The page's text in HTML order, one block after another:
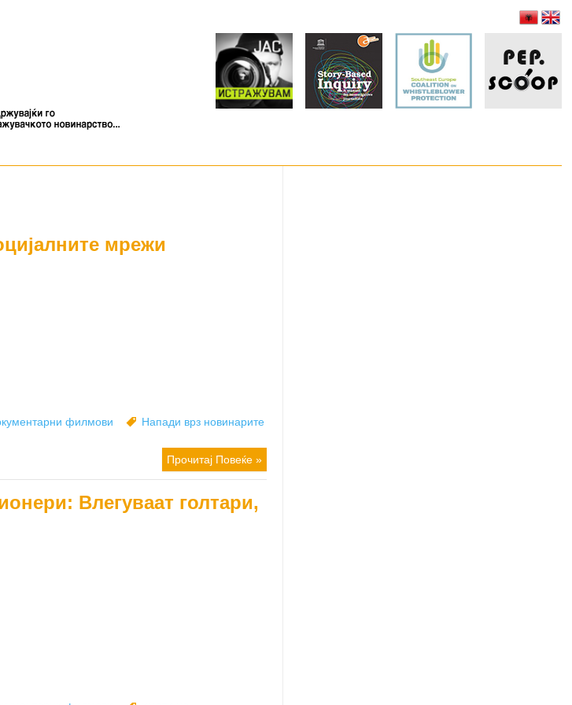
мрежи
филмови Tags
Напади врз новинарите
Прочитај Повеќе »
Влегуваат голтари,